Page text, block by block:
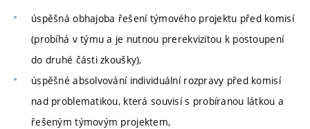
úspěšná obhajoba řešení týmového projektu před komisí
(probíhá v týmu a je nutnou prerekvizitou k postoupení
do druhé části zkoušky),
úspěšné absolvování individuální rozpravy před komisí
nad problematikou, která souvisí s probíranou látkou a
řešeným týmovým projektem,